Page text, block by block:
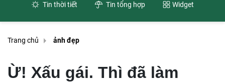
Tin thời tiết Tin tổng hợp Widget
Trang chủ ảnh đẹp
Ừ! Xấu gái. Thì đã làm